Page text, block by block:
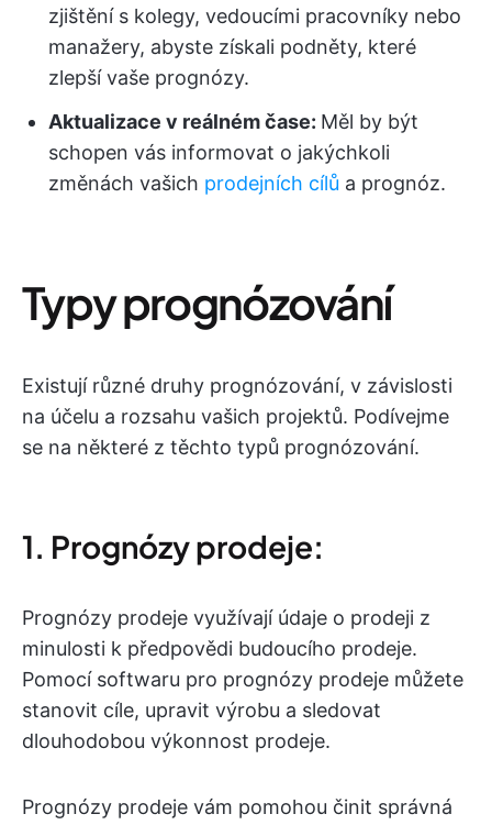
zjištění s kolegy, vedoucími pracovníky nebo
manažery, abyste získali podněty, které
zlepší vaše prognózy.
Aktualizace v reálném čase: Měl by být
schopen vás informovat o jakýchkoli
změnách vašich prodejních cílů a prognóz.
Typy prognózování
Existují různé druhy prognózování, v závislosti
na účelu a rozsahu vašich projektů. Podívejme
se na některé z těchto typů prognózování.
1. Prognózy prodeje:
Prognózy prodeje využívají údaje o prodeji z
minulosti k předpovědi budoucího prodeje.
Pomocí softwaru pro prognózy prodeje můžete
stanovit cíle, upravit výrobu a sledovat
dlouhodobou výkonnost prodeje.
Prognózy prodeje vám pomohou činit správná